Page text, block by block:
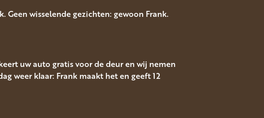
wisselende gezichten: gewoon Frank.
uw auto gratis voor de deur en wij nemen
weer klaar: Frank maakt het en geeft 12